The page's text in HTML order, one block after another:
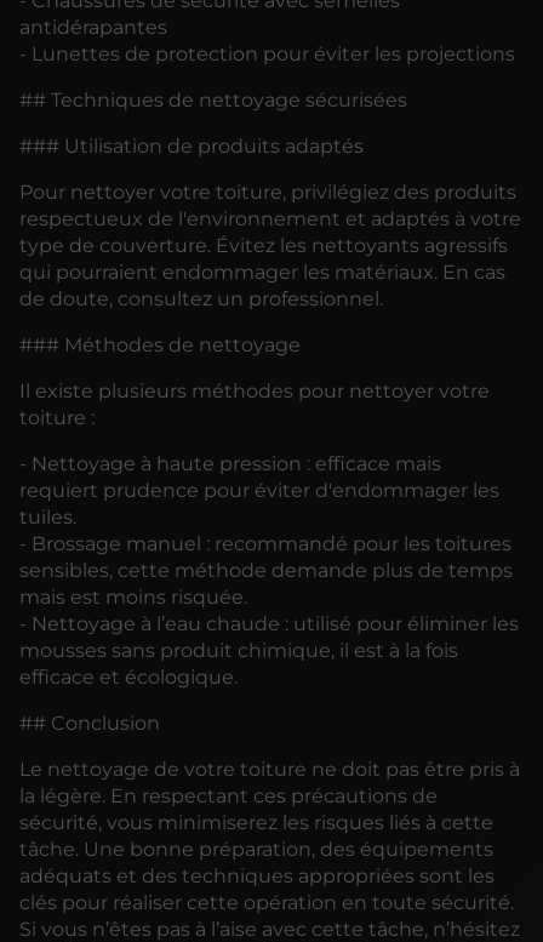
antidérapantes
- Lunettes de protection pour éviter les projections
## Techniques de nettoyage sécurisées
### Utilisation de produits adaptés
Pour nettoyer votre toiture, privilégiez des produits
respectueux de l'environnement et adaptés à votre
type de couverture. Évitez les nettoyants agressifs
qui pourraient endommager les matériaux. En cas
de doute, consultez un professionnel.
### Méthodes de nettoyage
Il existe plusieurs méthodes pour nettoyer votre
toiture :
- Nettoyage à haute pression : efficace mais
requiert prudence pour éviter d'endommager les
tuiles.
- Brossage manuel : recommandé pour les toitures
sensibles, cette méthode demande plus de temps
mais est moins risquée.
- Nettoyage à l’eau chaude : utilisé pour éliminer les
mousses sans produit chimique, il est à la fois
efficace et écologique.
## Conclusion
Le nettoyage de votre toiture ne doit pas être pris à
la légère. En respectant ces précautions de
sécurité, vous minimiserez les risques liés à cette
tâche. Une bonne préparation, des équipements
adéquats et des techniques appropriées sont les
clés pour réaliser cette opération en toute sécurité.
Si vous n’êtes pas à l’aise avec cette tâche, n’hésitez